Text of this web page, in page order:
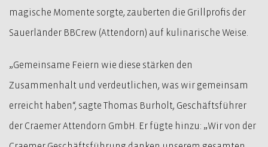
magische Momente sorgte, zauberten die Grillprofis der
Sauerländer BBCrew (Attendorn) auf kulinarische Weise.
„Gemeinsame Feiern wie diese stärken den
Zusammenhalt und verdeutlichen, was wir gemeinsam
erreicht haben“, sagte Thomas Burholt, Geschäftsführer
der Craemer Attendorn GmbH. Er fügte hinzu: „Wir von der